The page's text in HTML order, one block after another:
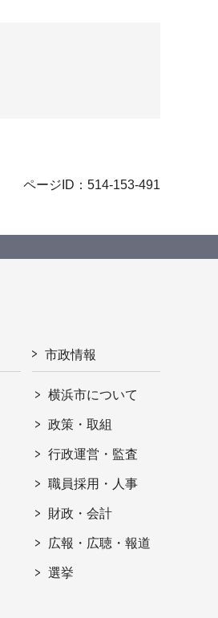
ページID：514-153-491
市政情報
横浜市について
政策・取組
行政運営・監査
職員採用・人事
財政・会計
広報・広聴・報道
選挙